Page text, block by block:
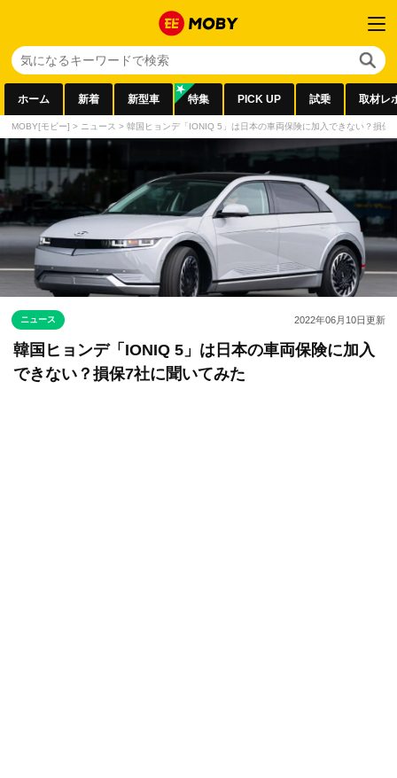
ホーム 新着 新型車 特集 PICK UP 試乗 取材レ
MOBY[モビー] > ニュース > 韓国ヒョンデ「IONIQ 5」は日本の車両保険に加入できない？損保
ニュース 2022年06月10日更新
韓国ヒョンデ「IONIQ 5」は日本の車両保険に加入
できない？損保7社に聞いてみた